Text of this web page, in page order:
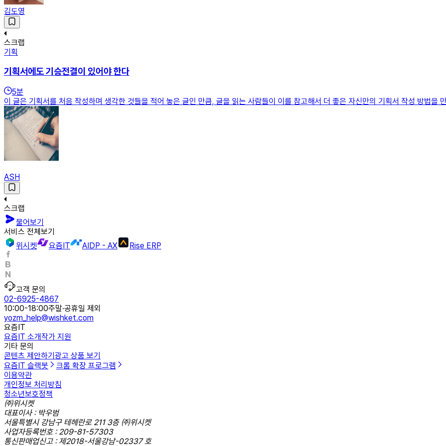
김도영
스크랩
기획
기획서에도 기승전결이 있어야 한다
5분
이 글은 기획서를 처음 작성하며 생각한 것들을 적어 놓은 글인 만큼, 글을 읽는 사람들이 이를 참고해서 더 좋은 자신만의 기획서 작성 방법을
ASH
스크랩
물어보기
서비스 전체보기
위시켓
요즘IT AIDP - AX Rise ERP
고객 문의
02-6925-4867
10:00-18:00주말·공휴일 제외
yozm_help@wishket.com
요즘IT
요즘IT 소개작가 지원
기타 문의
콘텐츠 제안하기 광고 상품 보기
요즘IT 슬랙봇
크롬 확장 프로그램
이용약관
개인정보 처리방침
청소년보호정책
㈜위시켓
대표이사 : 박우범
서울특별시 강남구 테헤란로 211 3층 ㈜위시켓
사업자등록번호 : 209-81-57303
통신판매업신고 : 제2018-서울강남-02337 호